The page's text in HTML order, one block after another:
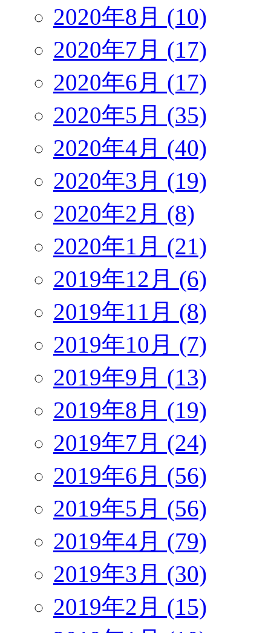
2020年8月 (10)
2020年7月 (17)
2020年6月 (17)
2020年5月 (35)
2020年4月 (40)
2020年3月 (19)
2020年2月 (8)
2020年1月 (21)
2019年12月 (6)
2019年11月 (8)
2019年10月 (7)
2019年9月 (13)
2019年8月 (19)
2019年7月 (24)
2019年6月 (56)
2019年5月 (56)
2019年4月 (79)
2019年3月 (30)
2019年2月 (15)